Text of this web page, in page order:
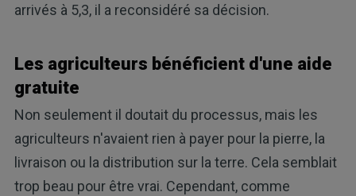
arrivés à 5,3, il a reconsidéré sa décision.
Les agriculteurs bénéficient d'une aide
gratuite
Non seulement il doutait du processus, mais les
agriculteurs n'avaient rien à payer pour la pierre, la
livraison ou la distribution sur la terre. Cela semblait
trop beau pour être vrai. Cependant, comme